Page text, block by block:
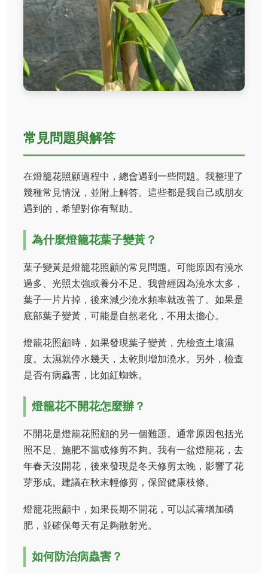
常見問題與解答
在燈籠花照顧過程中，總會遇到一些問題。我整理了
幾種常見情況，並附上解答。這些都是我自己或朋友
遇到的，希望對你有幫助。
為什麼燈籠花葉子變黃？
葉子變黃是燈籠花照顧的常見問題。可能原因有澆水
過多、光照太強或養分不足。我曾經因為澆水太多，
葉子一片片掉，後來減少澆水頻率就改善了。如果是
底部葉子變黃，可能是自然老化，不用太擔心。
燈籠花照顧時，如果發現葉子變黃，先檢查土壤濕
度。太濕就停水幾天，太乾則增加澆水。另外，檢查
是否有病蟲害，比如紅蜘蛛。
燈籠花不開花怎麼辦？
不開花是燈籠花照顧的另一個難題。通常原因包括光
照不足、施肥不當或修剪不夠。我有一盆燈籠花，去
年春天沒開花，後來發現是冬天修剪太晚，影響了花
芽形成。建議在秋末輕修剪，保留健康枝條。
燈籠花照顧中，如果長期不開花，可以試著增加磷
肥，並確保每天有足夠散射光。
如何防治病蟲害？